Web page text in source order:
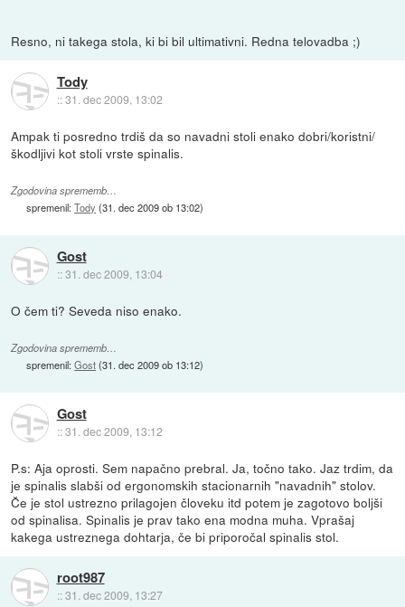
Resno, ni takega stola, ki bi bil ultimativni. Redna telovadba ;)
Tody
::31. dec 2009, 13:02
Ampak ti posredno trdiš da so navadni stoli enako dobri/koristni/
škodljivi kot stoli vrste spinalis.
Zgodovina sprememb…
spremenil:Tody (31. dec 2009 ob 13:02)
Gost
::31. dec 2009, 13:04
O čem ti? Seveda niso enako.
Zgodovina sprememb…
spremenil:Gost(31. dec 2009 ob 13:12)
Gost
::31. dec 2009, 13:12
P.s: Aja oprosti. Sem napačno prebral. Ja, točno tako. Jaz trdim, da
je spinalis slabši od ergonomskih stacionarnih "navadnih" stolov.
Če je stol ustrezno prilagojen človeku itd potem je zagotovo boljši
od spinalisa. Spinalis je prav tako ena modna muha. Vprašaj
kakega ustreznega dohtarja, če bi priporočal spinalis stol.
root987
::31. dec 2009, 13:27